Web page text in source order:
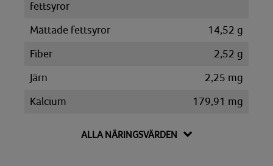
fettsyror
Mättade fettsyror
14,52 g
Fiber
2,52 g
Järn
2,25 mg
Kalcium
179,91 mg
ALLA NÄRINGSVÄRDEN